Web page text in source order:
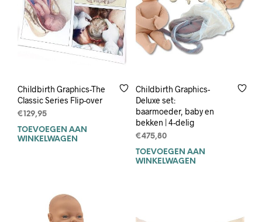
Childbirth Graphics-The
Classic Series Flip-over
€129,95
TOEVOEGEN AAN
WINKELWAGEN
Childbirth Graphics-
Deluxe set:
baarmoeder, baby en
bekken | 4-delig
€475,80
TOEVOEGEN AAN
WINKELWAGEN